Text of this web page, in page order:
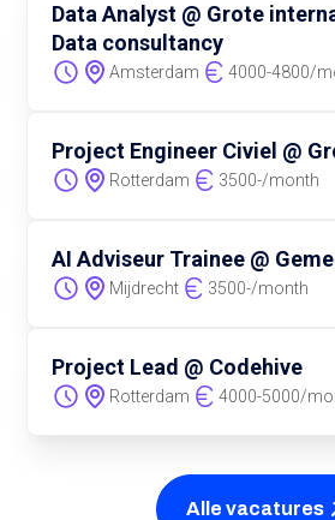
Data Analyst @ Grote
Data consultancy
Amsterdam 4000-4800/
Project Engineer Civiel @
Rotterdam 3500-/month
AI Adviseur Trainee @
Mijdrecht 3500-/month
Project Lead @ Codehive
Rotterdam 4000-5000/
Alle vacatures